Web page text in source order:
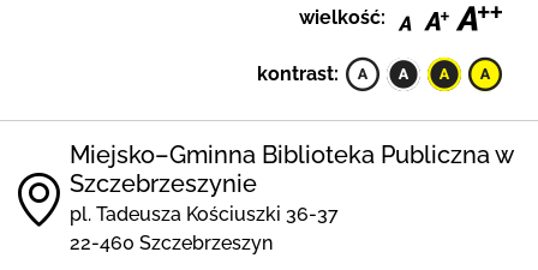
wielkość:
kontrast:
Miejsko–Gminna Biblioteka Publiczna w
Szczebrzeszynie
pl. Tadeusza Kościuszki 36-37
22-460 Szczebrzeszyn